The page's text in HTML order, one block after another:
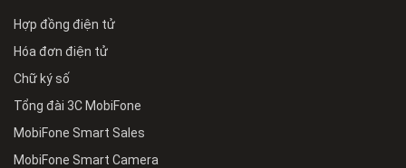
Hợp đồng điện tử
Hóa đơn điện tử
Chữ ký số
Tổng đài 3C MobiFone
MobiFone Smart Sales
MobiFone Smart Camera